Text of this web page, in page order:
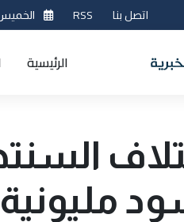
اتصل بنا RSS الخميس، ٦ أغسطس
الرئيسية
مليونية